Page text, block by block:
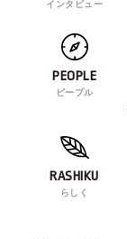
インタビュー
PEOPLE
ピープル
RASHIKU
らしく